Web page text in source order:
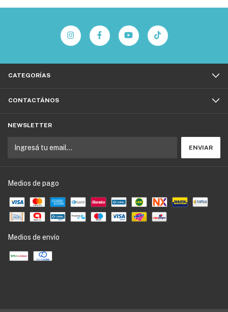
CATEGORÍAS
CONTACTÁNOS
NEWSLETTER
Medios de pago
Medios de envío